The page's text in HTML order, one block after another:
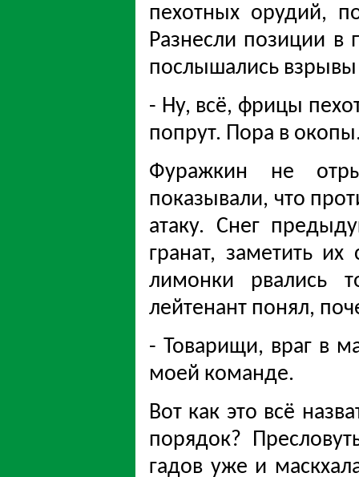
пехотных орудий,
Разнесли позиции в
послышались
- Ну, всё, фрицы
попрут. Пора в
Фуражкин не
показывали, что
атаку. Снег
гранат, заметить
лимонки рвались
лейтенант понял,
- Товарищи, враг в
моей команде.
Вот как это всё
порядок?
гадов уже и